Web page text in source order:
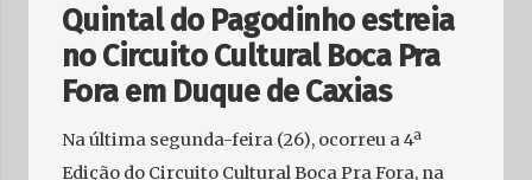
Quintal do Pagodinho estreia
no Circuito Cultural Boca Pra
Fora em Duque de Caxias
Na última segunda-feira (26), ocorreu a 4ª
Edição do Circuito Cultural Boca Pra Fora, na